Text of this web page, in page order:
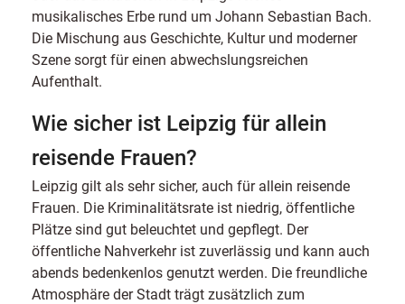
musikalisches Erbe rund um Johann Sebastian Bach.
Die Mischung aus Geschichte, Kultur und moderner
Szene sorgt für einen abwechslungsreichen
Aufenthalt.
Wie sicher ist Leipzig für allein
reisende Frauen?
Leipzig gilt als sehr sicher, auch für allein reisende
Frauen. Die Kriminalitätsrate ist niedrig, öffentliche
Plätze sind gut beleuchtet und gepflegt. Der
öffentliche Nahverkehr ist zuverlässig und kann auch
abends bedenkenlos genutzt werden. Die freundliche
Atmosphäre der Stadt trägt zusätzlich zum